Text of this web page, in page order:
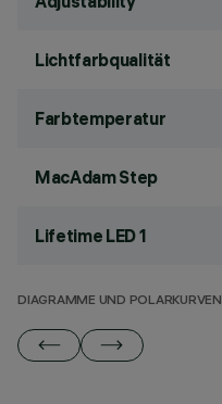
Lichtfarbqualität
Farbtemperatur
MacAdam Step
Lifetime LED 1
DIAGRAMME UND POLARKURVEN